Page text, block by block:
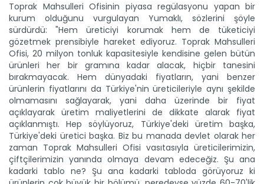
Toprak Mahsulleri Ofisinin piyasa regülasyonu yapan bir
kurum olduğunu vurgulayan Yumaklı, sözlerini şöyle
sürdürdü: "Hem üreticiyi korumak hem de tüketiciyi
gözetmek prensibiyle hareket ediyoruz. Toprak Mahsulleri
Ofisi, 20 milyon tonluk kapasitesiyle kendisine gelen bütün
ürünleri her bir gramına kadar alacak, hiçbir tanesini
bırakmayacak. Hem dünyadaki fiyatların, yani benzer
ürünlerin fiyatlarını da Türkiye'nin üreticileriyle aynı şekilde
olmamasını sağlayarak, yani daha üzerinde bir fiyat
açıklayarak üretim maliyetlerini de dikkate alarak fiyat
açıklanmıştı. Hep söylüyoruz, Türkiye'deki üretim başka,
Türkiye'deki üretici başka. Biz bu manada devlet olarak her
zaman Toprak Mahsulleri Ofisi vasıtasıyla üreticilerimizin,
çiftçilerimizin yanında olmaya devam edeceğiz. Şu ana
kadarki tablo ne? Şu ana kadarki tabloda görüyoruz ki